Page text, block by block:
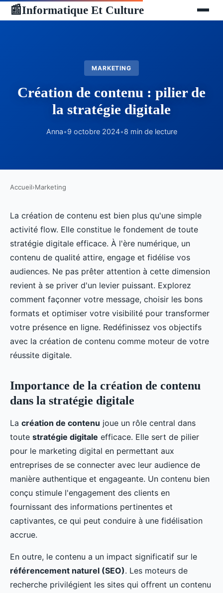
📰Informatique Et Culture
MARKETING
Création de contenu : pilier de
la stratégie digitale
Anna•9 octobre 2024•8 min de lecture
Accueil›Marketing
La création de contenu est bien plus qu'une simple
activité flow. Elle constitue le fondement de toute
stratégie digitale efficace. À l'ère numérique, un
contenu de qualité attire, engage et fidélise vos
audiences. Ne pas prêter attention à cette dimension
revient à se priver d'un levier puissant. Explorez
comment façonner votre message, choisir les bons
formats et optimiser votre visibilité pour transformer
votre présence en ligne. Redéfinissez vos objectifs
avec la création de contenu comme moteur de votre
réussite digitale.
Importance de la création de contenu
dans la stratégie digitale
La création de contenu joue un rôle central dans
toute stratégie digitale efficace. Elle sert de pilier
pour le marketing digital en permettant aux
entreprises de se connecter avec leur audience de
manière authentique et engageante. Un contenu bien
conçu stimule l'engagement des clients en
fournissant des informations pertinentes et
captivantes, ce qui peut conduire à une fidélisation
accrue.
En outre, le contenu a un impact significatif sur le
référencement naturel (SEO). Les moteurs de
recherche privilégient les sites qui offrent un contenu